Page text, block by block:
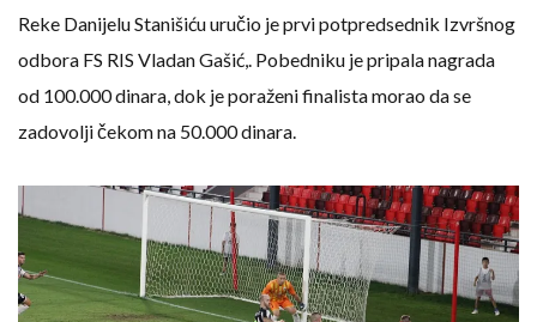
Reke Danijelu Stanišiću uručio je prvi potpredsednik Izvršnog
odbora FS RIS Vladan Gašić,. Pobedniku je pripala nagrada
od 100.000 dinara, dok je poraženi finalista morao da se
zadovolji čekom na 50.000 dinara.